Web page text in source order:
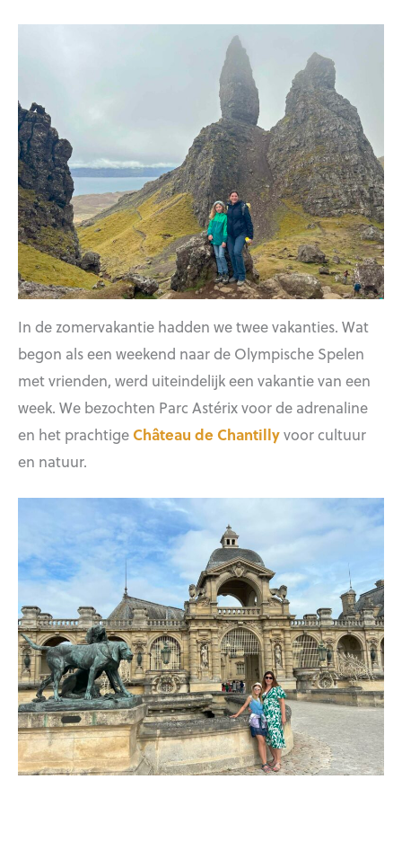
In de zomervakantie hadden we twee vakanties. Wat
begon als een weekend naar de Olympische Spelen
met vrienden, werd uiteindelijk een vakantie van een
week. We bezochten Parc Astérix voor de adrenaline
en het prachtigeChâteau de Chantillyvoor cultuur
en natuur.